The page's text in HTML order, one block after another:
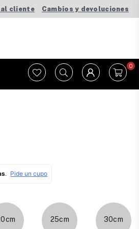
cliente Cambios y devoluciones
0
25cm 30cm